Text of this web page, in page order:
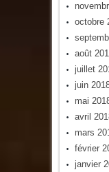
octobre
août
juillet
juin
mai
avril
mars
février
janvier